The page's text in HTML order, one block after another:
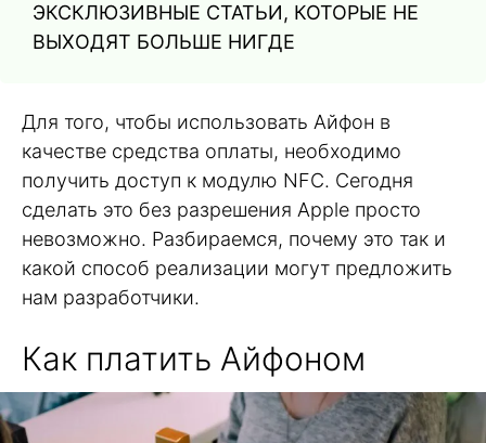
ЭКСКЛЮЗИВНЫЕ СТАТЬИ, КОТОРЫЕ НЕ
ВЫХОДЯТ БОЛЬШЕ НИГДЕ
Для того, чтобы использовать Айфон в
качестве средства оплаты, необходимо
получить доступ к модулю NFC. Сегодня
сделать это без разрешения Apple просто
невозможно. Разбираемся, почему это так и
какой способ реализации могут предложить
нам разработчики.
Как платить Айфоном